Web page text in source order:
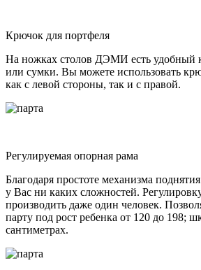
Крючок для портфеля
На ножках столов ДЭМИ есть удобный
или сумки. Вы можете использовать
как с левой стороны, так и с правой.
Регулируемая опорная рама
Благодаря простоте механизма
у Вас ни каких сложностей.
производить даже один человек.
парту под рост ребенка от 120 до 198;
сантиметрах.